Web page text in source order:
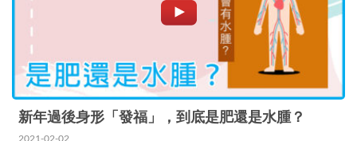
新年過後身形「發福」，到底是肥還是水腫？
2021-02-02